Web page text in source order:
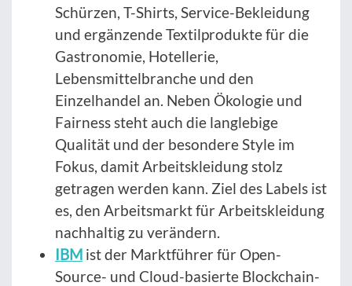
Schürzen, T-Shirts, Service-Bekleidung
und ergänzende Textilprodukte für die
Gastronomie, Hotellerie,
Lebensmittelbranche und den
Einzelhandel an. Neben Ökologie und
Fairness steht auch die langlebige
Qualität und der besondere Style im
Fokus, damit Arbeitskleidung stolz
getragen werden kann. Ziel des Labels ist
es, den Arbeitsmarkt für Arbeitskleidung
nachhaltig zu verändern.
IBM ist der Marktführer für Open-
Source- und Cloud-basierte Blockchain-